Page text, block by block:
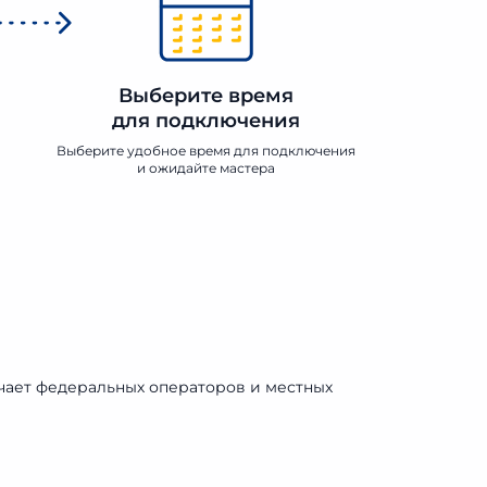
Выберите время
для подключения
Выберите удобное время для подключения
и ожидайте мастера
федеральных операторов и местных